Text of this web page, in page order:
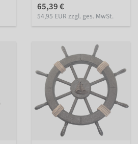
65,39 €
54,95 EUR zzgl. ges. MwSt.